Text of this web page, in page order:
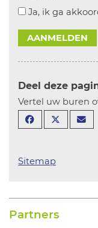
Ja, ik ga
AANMELDEN
Deel deze
Vertel uw buren
Sitemap
Partners